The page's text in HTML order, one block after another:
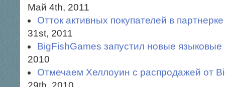
Май 4th, 2011
Отток активных покупателей в
31st, 2011
BigFishGames запустил новые
2010
Отмечаем Хеллоуин с раcпродажей от